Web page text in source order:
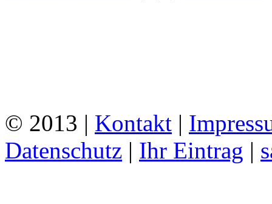
© 2013 | Kontakt |
Datenschutz | Ihr Eintrag |